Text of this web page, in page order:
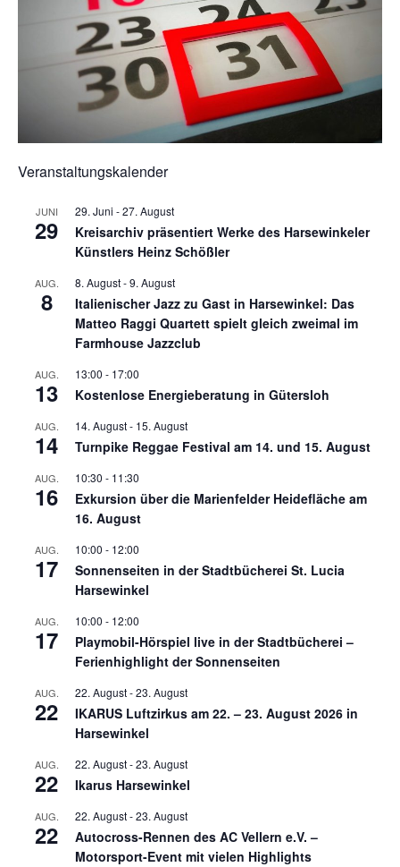
Veranstaltungskalender
JUNI
29
29. Juni -27. August
Kreisarchiv präsentiert Werke des Harsewinkeler
Künstlers Heinz Schößler
AUG.
8
8. August-9. August
Italienischer Jazz zu Gast in Harsewinkel: Das
Matteo Raggi Quartett spielt gleich zweimal im
Farmhouse Jazzclub
AUG.
13
13:00 - 17:00
Kostenlose Energieberatung in Gütersloh
AUG.
14
14. August- 15. August
Turnpike Reggae Festival am 14. und 15. August
AUG.
16
10:30 - 11:30
Exkursion über die Marienfelder Heidefläche am
16. August
AUG.
17
10:00 - 12:00
Sonnenseiten in der Stadtbücherei St. Lucia
Harsewinkel
AUG.
17
10:00 - 12:00
Playmobil-Hörspiel live in der Stadtbücherei –
Ferienhighlight der Sonnenseiten
AUG.
22
22. August-23. August
IKARUS Luftzirkus am 22. – 23. August 2026 in
Harsewinkel
AUG.
22
22. August-23. August
Ikarus Harsewinkel
AUG.
22
22. August-23. August
Autocross-Rennen des AC Vellern e.V. –
Motorsport-Event mit vielen Highlights